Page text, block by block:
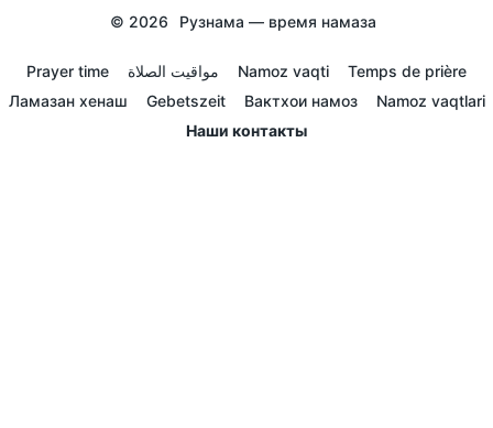
© 2026 Рузнама — время намаза
Prayer time مواقيت الصلاة Namoz vaqti
Temps de prière
Ламазан хенаш
Gebetszeit Вактхои намоз
Namoz vaqtlari
Наши контакты